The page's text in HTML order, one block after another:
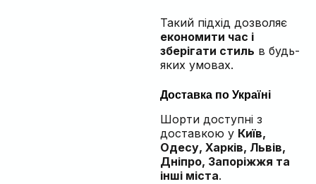
Такий підхід дозволяє
економити час і
зберігати стиль в будь-
яких умовах.
Доставка по Україні
Шорти доступні з
доставкою у Київ,
Одесу, Харків, Львів,
Дніпро, Запоріжжя та
інші міста.